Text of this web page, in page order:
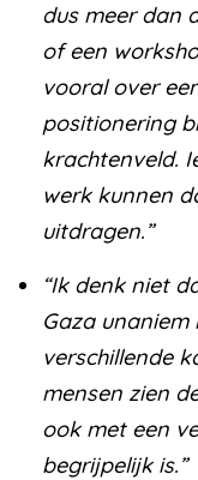
dus meer dan
of een
vooral over
positionering
krachtenveld.
werk kunnen
uitdragen.”
“Ik denk niet
Gaza
verschillende
mensen zien
ook met een
begrijpelijk is.”